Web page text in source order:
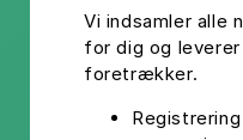
Vi indsamler alle
for dig og
foretrækker.